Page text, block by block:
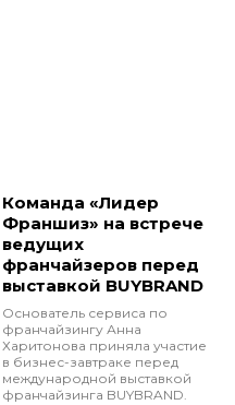
Команда «Лидер
Франшиз» на встрече
ведущих
франчайзеров перед
выставкой BUYBRAND
Основатель сервиса по
франчайзингу Анна
Харитонова приняла участие
в бизнес-завтраке перед
международной выставкой
франчайзинга BUYBRAND.